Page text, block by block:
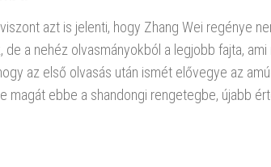
azt is jelenti, hogy Zhang Wei regénye
de a nehéz olvasmányokból a legjobb fajta,
az első olvasás után ismét elővegye az
magát ebbe a shandongi rengetegbe, újabb